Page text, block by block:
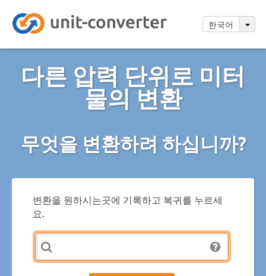
한국어
다른 압력 단위로 미터
물의 변환
무엇을 변환하려 하십니까?
변환을 원하시는곳에 기록하고 복귀를 누르세
요.